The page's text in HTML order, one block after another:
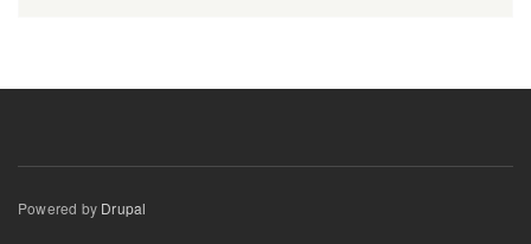
Powered by Drupal